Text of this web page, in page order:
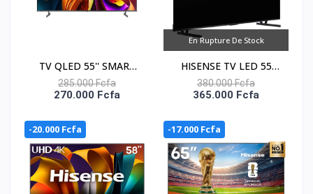
TV QLED 55'' SMART
VIDAA - 4K UHD -
55Q6N
285.000 Fcfa
270.000 Fcfa
En Rupture De Stock
HISENSE TV LED 55
CONNECTEE MINI-LED
ULED - 55U6Q PRO
380.000 Fcfa
365.000 Fcfa
-20.000 Fcfa -17.000 Fcfa